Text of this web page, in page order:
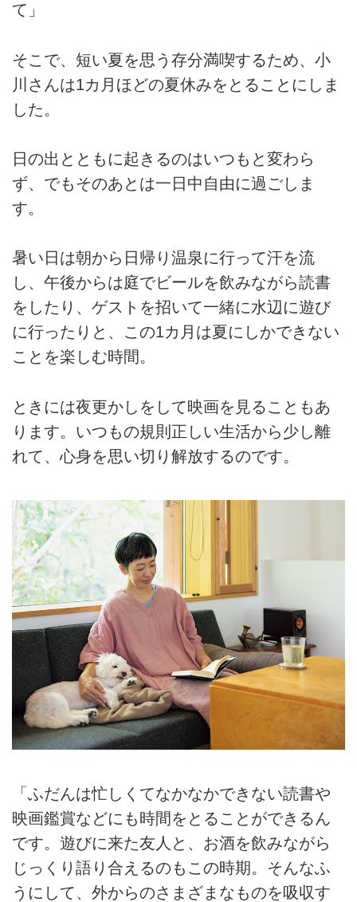
て」
そこで、短い夏を思う存分満喫するため、小
川さんは1カ月ほどの夏休みをとることにしま
した。
日の出とともに起きるのはいつもと変わら
ず、でもそのあとは一日中自由に過ごしま
す。
暑い日は朝から日帰り温泉に行って汗を流
し、午後からは庭でビールを飲みながら読書
をしたり、ゲストを招いて一緒に水辺に遊び
に行ったりと、この1カ月は夏にしかできない
ことを楽しむ時間。
ときには夜更かしをして映画を見ることもあ
ります。いつもの規則正しい生活から少し離
れて、心身を思い切り解放するのです。
「ふだんは忙しくてなかなかできない読書や
映画鑑賞などにも時間をとることができるん
です。遊びに来た友人と、お酒を飲みながら
じっくり語り合えるのもこの時期。そんなふ
うにして、外からのさまざまなものを吸収す